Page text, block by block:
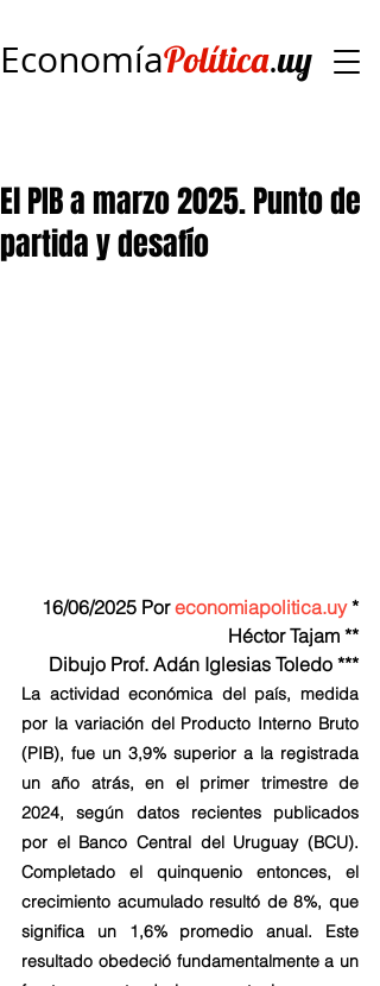
EconomíaPolítica.uy
El PIB a marzo 2025. Punto de
partida y desafío
16/06/2025 Por economiapolitica.uy *
Héctor Tajam **
Dibujo Prof. Adán Iglesias Toledo ***
La actividad económica del país, medida
por la variación del Producto Interno Bruto
(PIB), fue un 3,9% superior a la registrada
un año atrás, en el primer trimestre de
2024, según datos recientes publicados
por el Banco Central del Uruguay (BCU).
Completado el quinquenio entonces, el
crecimiento acumulado resultó de 8%, que
significa un 1,6% promedio anual. Este
resultado obedeció fundamentalmente a un